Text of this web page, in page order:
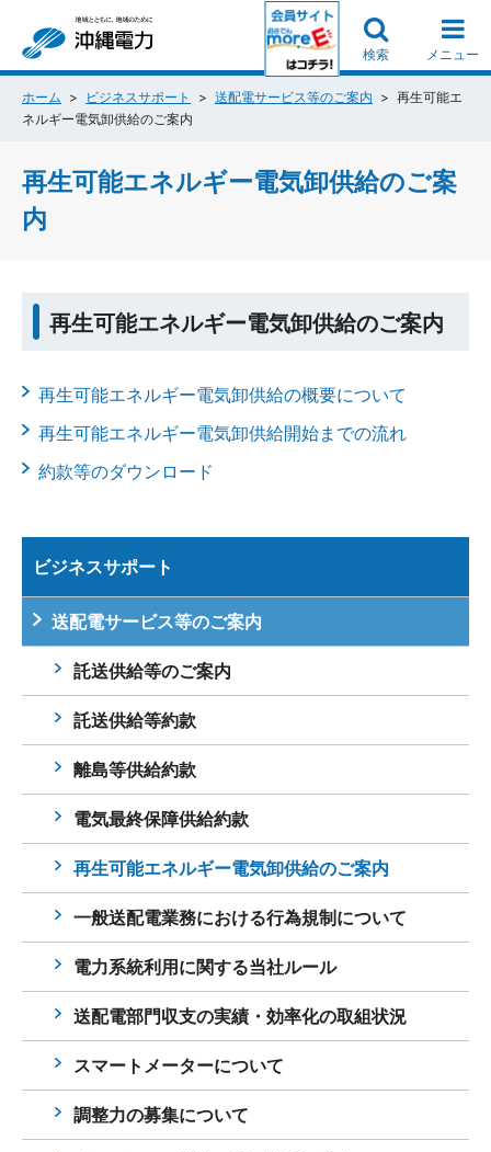
検索 メニュー
ホーム ビジネスサポート 送配電サービス等のご案内
再生可能エ
ネルギー電気卸供給のご案内
再生可能エネルギー電気卸供給のご案
内
再生可能エネルギー電気卸供給のご案内
再生可能エネルギー電気卸供給の概要について
再生可能エネルギー電気卸供給開始までの流れ
約款等のダウンロード
ビジネスサポート
送配電サービス等のご案内
託送供給等のご案内
託送供給等約款
離島等供給約款
電気最終保障供給約款
再生可能エネルギー電気卸供給のご案内
一般送配電業務における行為規制について
電力系統利用に関する当社ルール
送配電部門収支の実績・効率化の取組状況
スマートメーターについて
調整力の募集について